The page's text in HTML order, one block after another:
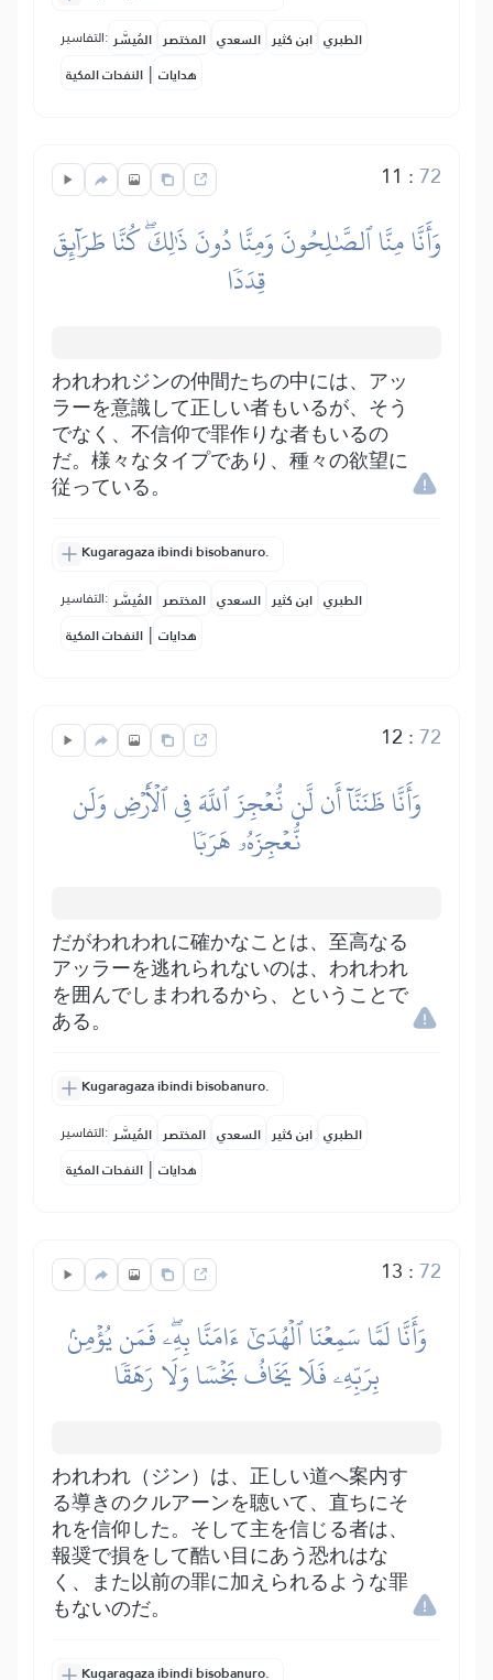
التفاسير: المُيسَّر المختصر السعدي ابن كثير الطبري
النفحات المكية | هدايات
11 : 72
وَأَنَّا مِنَّا ٱلصَّٰلِحُونَ وَمِنَّا دُونَ ذَٰلِكَۖ كُنَّا طَرَآئِقَ
قِدَدٗا
われわれジンの仲間たちの中には、アッ
ラーを意識して正しい者もいるが、そう
でなく、不信仰で罪作りな者もいるの
だ。様々なタイプであり、種々の欲望に
従っている。
Kugaragaza ibindi bisobanuro.
التفاسير: المُيسَّر المختصر السعدي ابن كثير الطبري
النفحات المكية | هدايات
12 : 72
وَأَنَّا ظَنَنَّآ أَن لَّن نُّعۡجِزَ ٱللَّهَ فِي ٱلۡأَرۡضِ وَلَن
نُّعۡجِزَهُۥ هَرَبٗا
だがわれわれに確かなことは、至高なる
アッラーを逃れられないのは、われわれ
を囲んでしまわれるから、ということで
ある。
Kugaragaza ibindi bisobanuro.
التفاسير: المُيسَّر المختصر السعدي ابن كثير الطبري
النفحات المكية | هدايات
13 : 72
وَأَنَّا لَمَّا سَمِعۡنَا ٱلۡهُدَىٰٓ ءَامَنَّا بِهِۦۖ فَمَن يُؤۡمِنۢ
بِرَبِّهِۦ فَلَا يَخَافُ بَخۡسٗا وَلَا رَهَقٗا
われわれ（ジン）は、正しい道へ案内す
る導きのクルアーンを聴いて、直ちにそ
れを信仰した。そして主を信じる者は、
報奨で損をして酷い目にあう恐れはな
く、また以前の罪に加えられるような罪
もないのだ。
Kugaragaza ibindi bisobanuro.